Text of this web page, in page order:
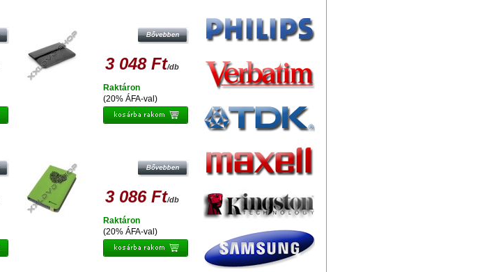
3 048 Ft/db
(20% ÁFA-val)
Raktáron
3 086 Ft/db
(20% ÁFA-val)
Raktáron